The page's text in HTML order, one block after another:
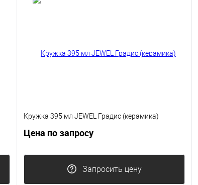
Кружка 395 мл JEWEL Градис (керамика)
Цена по запросу
Запросить цену